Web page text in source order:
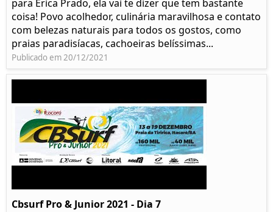
para Érica Prado, ela vai te dizer que tem bastante
coisa!​ Povo acolhedor, culinária maravilhosa e contato
com belezas naturais para todos os gostos, como
praias paradisíacas, cachoeiras belíssimas...
Publicado em 20/12/2021
Cbsurf Pro & Junior 2021 - Dia 7